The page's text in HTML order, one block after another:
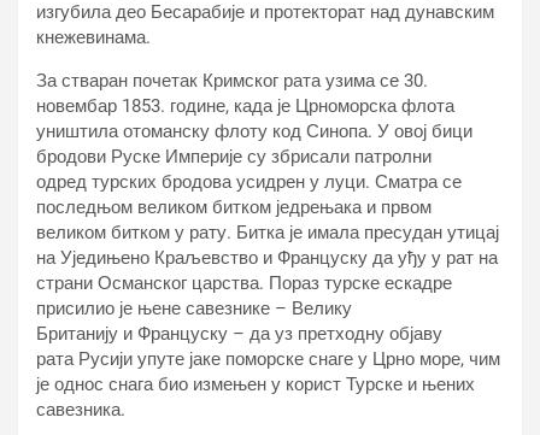
изгубила део Бесарабије и протекторат над дунавским
кнежевинама.
За стваран почетак Кримског рата узима се 30.
новембар 1853. године, када је Црноморска флота
уништила отоманску флоту код Синопа. У овој бици
бродови Руске Империје су збрисали патролни
одред турских бродова усидрен у луци. Сматра се
последњом великом битком једрењака и првом
великом битком у рату. Битка је имала пресудан утицај
на Уједињено Краљевство и Француску да уђу у рат на
страни Османског царства. Пораз турске ескадре
присилио је њене савезнике – Велику
Британију и Француску – да уз претходну објаву
рата Русији упуте јаке поморске снаге у Црно море, чим
је однос снага био измењен у корист Турске и њених
савезника.